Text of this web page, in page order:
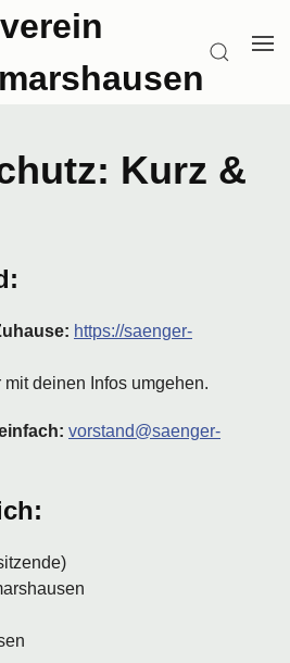
SUCHEN
Kurz &
https://saenger-
deinen Infos umgehen.
vorstand@saenger-